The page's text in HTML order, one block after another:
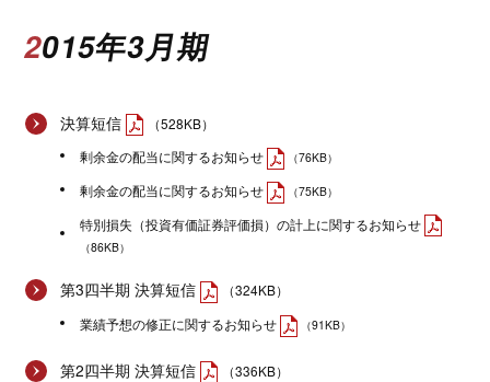
2015年3月期
決算短信
（528KB）
剰余金の配当に関するお知らせ
（76KB）
剰余金の配当に関するお知らせ （75KB）
特別損失（投資有価証券評価損）の計上に関するお知らせ
（86KB）
第3四半期 決算短信
（324KB）
業績予想の修正に関するお知らせ
（91KB）
第2四半期 決算短信
（336KB）